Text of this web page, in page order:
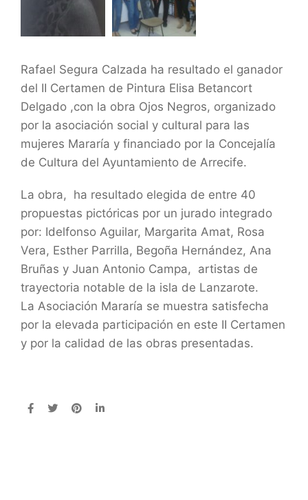
Rafael Segura Calzada ha resultado el ganador
del II Certamen de Pintura Elisa Betancort
Delgado ,con la obra Ojos Negros, organizado
por la asociación social y cultural para las
mujeres Mararía y financiado por la Concejalía
de Cultura del Ayuntamiento de Arrecife.
La obra, ha resultado elegida de entre 40
propuestas pictóricas por un jurado integrado
por: Idelfonso Aguilar, Margarita Amat, Rosa
Vera, Esther Parrilla, Begoña Hernández, Ana
Bruñas y Juan Antonio Campa, artistas de
trayectoria notable de la isla de Lanzarote.
La Asociación Mararía se muestra satisfecha
por la elevada participación en este II Certamen
y por la calidad de las obras presentadas.